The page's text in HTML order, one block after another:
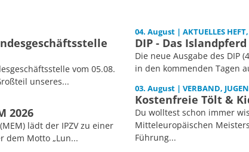
vom 05.08.
unseres...
2026
lädt der IPZV zu einer
dem Motto „Lun...
04. August | AKTUELLES
DIP - Das
Die neue Ausgabe des DIP
in den kommenden Tagen
03. August | VERBAND,
Kostenfreie Tölt &
Du wolltest schon immer
Mitteleuropäischen
Führung...